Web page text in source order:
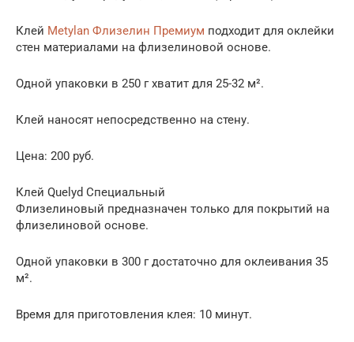
Клей Metylan Флизелин Премиум подходит для оклейки
стен материалами на флизелиновой основе.
Одной упаковки в 250 г хватит для 25-32 м².
Клей наносят непосредственно на стену.
Цена: 200 руб.
Клей Quelyd Специальный
Флизелиновый предназначен только для покрытий на
флизелиновой основе.
Одной упаковки в 300 г достаточно для оклеивания 35
м².
Время для приготовления клея: 10 минут.